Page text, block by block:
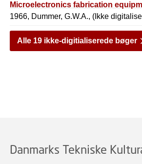
Microelectronics fabrication
1966, Dummer, G.W.A., (Ikke
Alle 19 ikke-digitialiserede bøger
Danmarks Tekniske